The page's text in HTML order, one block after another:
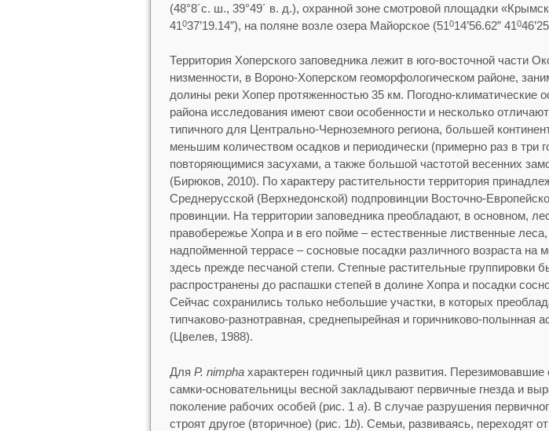
(48°8´с. ш., 39°49´ в. д.), охранной зоне смотровой площадки
41037’19.14”), на поляне возле озера Майорское (51014’56.62” 410
Территория Хоперского заповедника лежит в юго-восточной части
низменности, в Вороно-Хоперском геоморфологическом районе,
долины реки Хопер протяженностью 35 км. Погодно-климатические
района исследования имеют свои особенности и несколько
типичного для Центрально-Черноземного региона, большей
меньшим количеством осадков и периодически (примерно раз в три
повторяющимися засухами, а также большой частотой весенних
(Бирюков, 2010). По характеру растительности территория
Среднерусской (Верхнедонской) подпровинции Восточно-
провинции. На территории заповедника преобладают, в основном,
правобережье Хопра и в его пойме – естественные лиственные
надпойменной террасе – сосновые посадки различного возраста на
здесь прежде песчаной степи. Степные растительные группировки
распространены до распашки степей в долине Хопра и посадки
Сейчас сохранились только небольшие участки, в которых
типчаково-разнотравная, среднепырейная и горичниково-полынная
(Цвелев, 1988).
Для P. nimphaхарактерен годичный цикл развития.
самки-основательницы весной закладывают первичные гнезда и
поколение рабочих особей (рис. 1 a). В случае разрушения
строят другое (вторичное) (рис. 1b). Семьи, развиваясь, переходят